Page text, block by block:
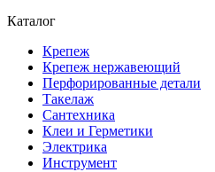
Каталог
Крепеж
Крепеж нержавеющий
Перфорированные детали
Такелаж
Сантехника
Клеи и Герметики
Электрика
Инструмент